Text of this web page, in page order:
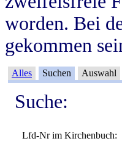
worden. Bei
gekommen
Alles Suchen Auswahl
Suche:
Lfd-Nr im Kirchenbuch: